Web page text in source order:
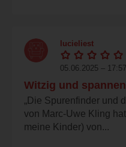
lucieliest
05.06.2025 – 17:57
Witzig und
„Die Spurenfinder und
von Marc-Uwe Kling
meine Kinder) von...